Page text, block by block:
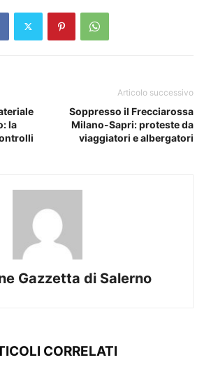
la
Articolo successivo
Soppresso il Frecciarossa
Milano-Sapri: proteste da
viaggiatori e albergatori
Gazzetta di Salerno
CORRELATI